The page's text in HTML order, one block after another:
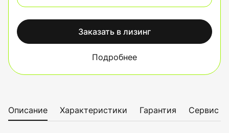
Заказать в лизинг
Подробнее
Описание Характеристики Гарантия Сервис